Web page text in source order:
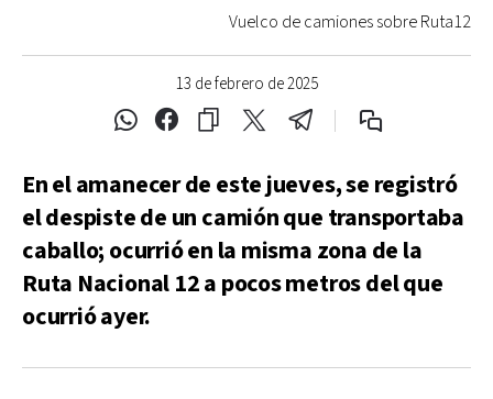
13 de febrero de 2025
Vuelco de camiones sobre Ruta12
En el amanecer de este jueves, se registró
el despiste de un camión que transportaba
caballo; ocurrió en la misma zona de la
Ruta Nacional 12 a pocos metros del que
ocurrió ayer.